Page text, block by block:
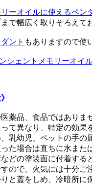
ーオイルに使えるペン
で幅広く取りそろえて
ント もありますので使
シェントメモリーオイ
薬品、食品ではありま
って異なり、特定の効果
乳幼児、ペットの手の
た場合は直ちに水また
などの塗装面に付着す
ので、火気には十分ご
と蓋をしめ、冷暗所に